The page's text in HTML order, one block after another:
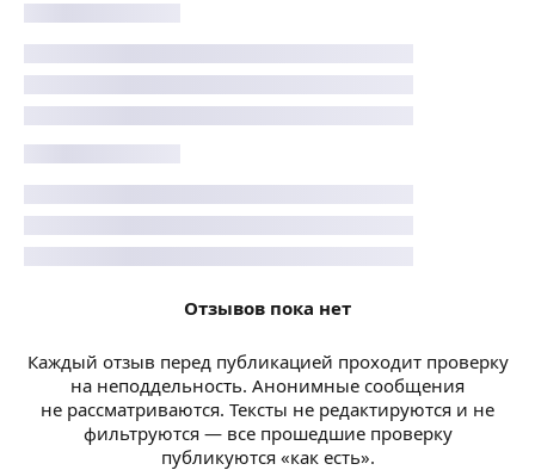
Отзывов пока нет
Каждый отзыв перед публикацией проходит проверку
на неподдельность. Анонимные сообщения
не рассматриваются. Тексты не редактируются и не
фильтруются — все прошедшие проверку
публикуются «как есть».